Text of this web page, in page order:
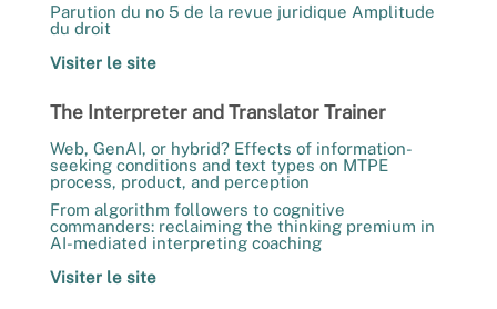
Parution du no 5 de la revue juridique Amplitude
du droit
Visiter le site
The Interpreter and Translator Trainer
Web, GenAI, or hybrid? Effects of information-
seeking conditions and text types on MTPE
process, product, and perception
From algorithm followers to cognitive
commanders: reclaiming the thinking premium in
AI-mediated interpreting coaching
Visiter le site